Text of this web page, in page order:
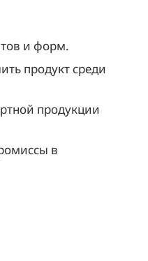
и форм.
продукт среди
продукции
в